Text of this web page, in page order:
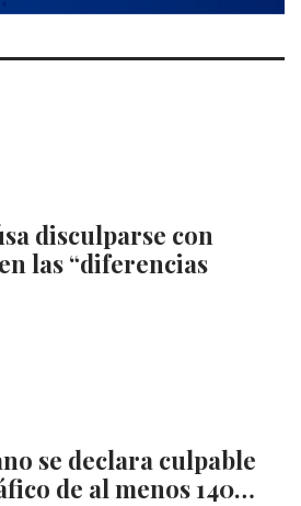
disculparse con
las “diferencias
se declara culpable
de al menos 140…